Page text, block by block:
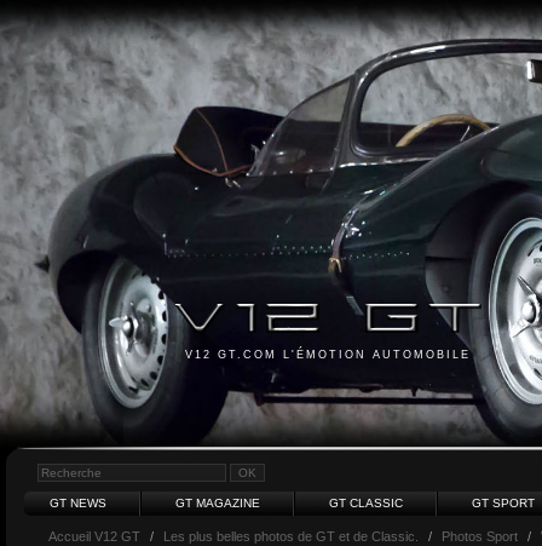
V12 GT.COM L'ÉMOTION AUTOMOBILE
GT NEWS GT MAGAZINE GT CLASSIC GT SPORT
Accueil V12 GT / Les plus belles photos de GT et de Classic. / Photos Sport /